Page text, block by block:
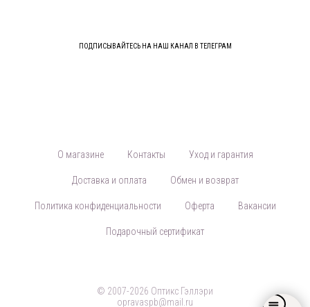
ПОДПИСЫВАЙТЕСЬ НА НАШ КАНАЛ В ТЕЛЕГРАМ
О магазине Контакты Уход и гарантия
Доставка и оплата Обмен и возврат
Политика конфиденциальности Оферта Вакансии
Подарочный сертификат
© 2007-2026 Оптикс Гэллэри
opravaspb@mail.ru